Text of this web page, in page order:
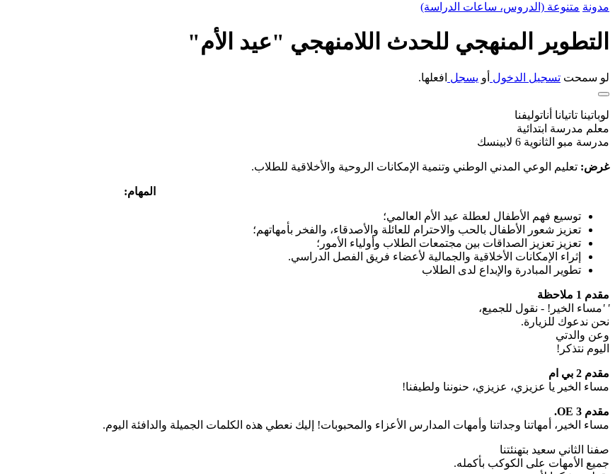
مدونة متنوعة (الدروس، ساعات الدراسة)
التطوير المنهجي للحدث اللامنهجي "عيد الأم"
لو سمحت تسجيل الدخول أو يسجل افعلها.
لوباتينا تاتيانا أناتوليفنا
معلم مدرسة ابتدائية
مدرسة مبو الثانوية 6 لابينسك
غرض: تعليم الوعي المدني الوطني وتنمية الإمكانات الروحية والأخلاقية للطلاب.
المهام:
توسيع فهم الأطفال لعطلة عيد الأم العالمي؛
تعزيز شعور الأطفال بالحب والاحترام للعائلة والأصدقاء، والفخر بأمهاتهم؛
تعزيز تعزيز الصداقات بين مجتمعات الطلاب وأولياء الأمور؛
إثراء الإمكانات الأخلاقية والجمالية لأعضاء فريق الفصل الدراسي.
تطوير المبادرة والإبداع لدى الطلاب
مقدم 1 ملاحظة
' 'مساء الخير! - نقول للجميع،
نحن ندعوك للزيارة.
وعن والدتي
اليوم نتذكر!
مقدم 2 بي ام
مساء الخير يا عزيزي، عزيزي، حنوننا ولطيفنا!
مقدم 3 OE.
مساء الخير، أمهاتنا وجداتنا وأمهات المدارس الأعزاء والمحبوبات! إليك نعطي هذه الكلمات الجميلة والدافئة اليوم.
صفنا الثاني سعيد بتهنئتنا
جميع الأمهات على الكوكب بأكمله.